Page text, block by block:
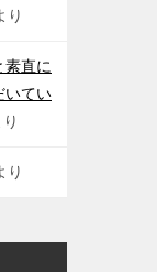
り
素直に
いてい
り
り